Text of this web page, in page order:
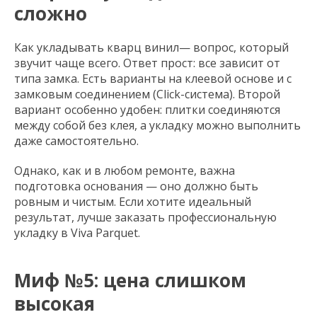
сложно
Как укладывать кварц винил— вопрос, который
звучит чаще всего. Ответ прост: все зависит от
типа замка. Есть варианты на клеевой основе и с
замковым соединением (Click-система). Второй
вариант особенно удобен: плитки соединяются
между собой без клея, а укладку можно выполнить
даже самостоятельно.
Однако, как и в любом ремонте, важна
подготовка основания — оно должно быть
ровным и чистым. Если хотите идеальный
результат, лучше заказать профессиональную
укладку в Viva Parquet.
Миф №5: цена слишком
высокая